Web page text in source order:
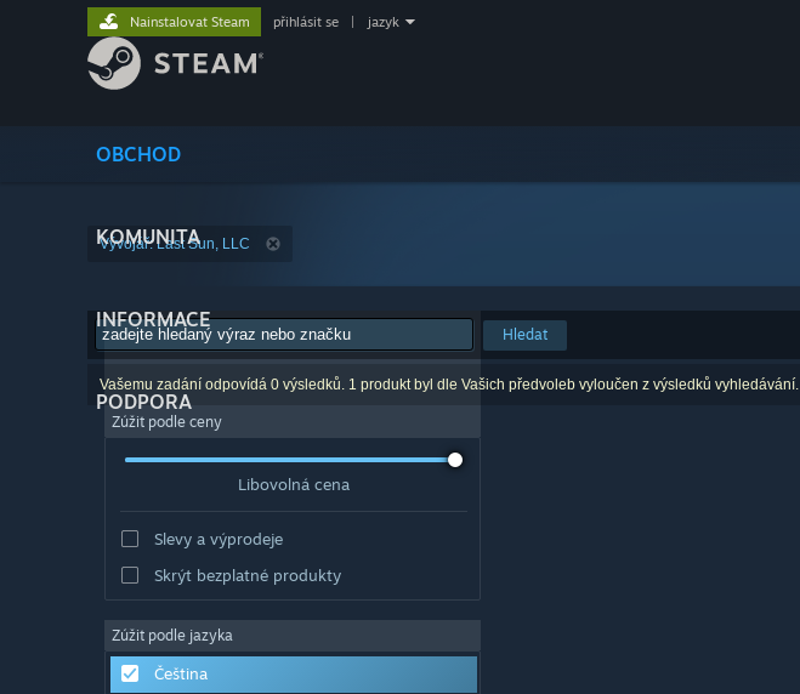
OBCHOD
KOMUNITA
INFORMACE
PODPORA
Nainstalovat Steam přihlásit se jazyk
Vývojář: Last Sun, LLC
Hledat
Vašemu zadání odpovídá 0 výsledků. 1 produkt byl dle Vašich předvoleb vyloučen z výsledků vyhledávání.
Zúžit podle ceny
Libovolná cena
Slevy a výprodeje
Skrýt bezplatné produkty
Zúžit podle jazyka
Čeština